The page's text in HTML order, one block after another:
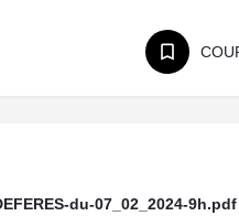
du-07_02_2024-9h.pdf